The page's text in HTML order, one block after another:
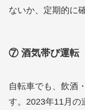
ないか、定期的に
⑦ 酒気帯び運転
自転車でも、飲酒
す。2023年11月の